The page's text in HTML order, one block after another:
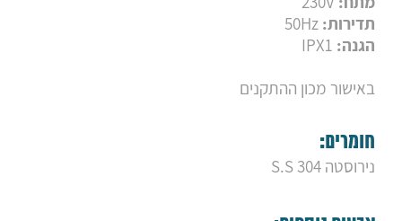
10. מחמם מגבות חשמלי H8
תדירות: 50Hz
הגנה:
באישור מכון ההתקנים
חומרים:
נירוסטה S.S 304